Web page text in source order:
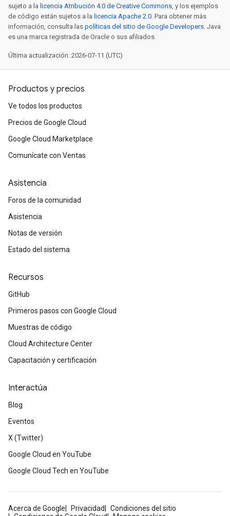
sujeto a la licencia Atribución 4.0 de Creative Commons, y los ejemplos
de código están sujetos a la licencia Apache 2.0. Para obtener más
información, consulta las políticas del sitio de Google Developers. Java
es una marca registrada de Oracle o sus afiliados.
Última actualización: 2026-07-11 (UTC)
Productos y precios
Ve todos los productos
Precios de Google Cloud
Google Cloud Marketplace
Comunícate con Ventas
Asistencia
Foros de la comunidad
Asistencia
Notas de versión
Estado del sistema
Recursos
GitHub
Primeros pasos con Google Cloud
Muestras de código
Cloud Architecture Center
Capacitación y certificación
Interactúa
Blog
Eventos
X (Twitter)
Google Cloud en YouTube
Google Cloud Tech en YouTube
Acerca de Google Privacidad
Condiciones del sitio